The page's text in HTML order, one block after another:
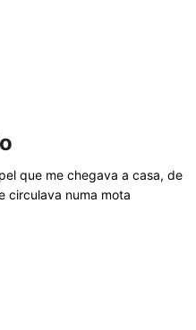
que me chegava a casa, de
circulava numa mota